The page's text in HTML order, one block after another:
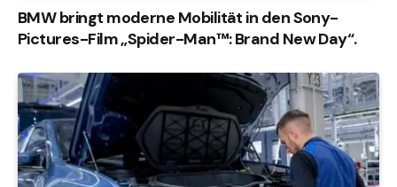
BMW bringt moderne Mobilität in den Sony-
Pictures-Film „Spider-Man™: Brand New Day“.